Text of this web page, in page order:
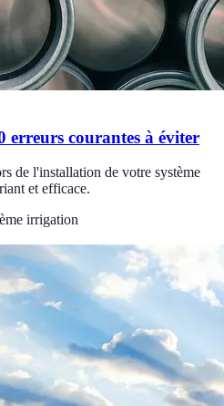
erreurs courantes à éviter
de l'installation de votre système
et efficace.
irrigation